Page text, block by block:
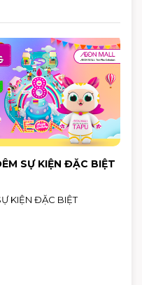
Nếu bạn ghé thăm các
như LYN, AOKANG,
SUNNIES STUDIO,
khác trong mùa Giáng
SỰ KIỆN ĐẶC BIỆT
KIỆN ĐẶC BIỆT